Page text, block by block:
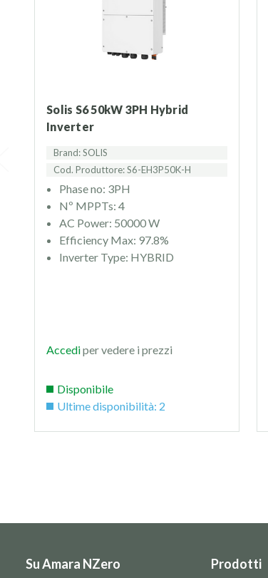
Solis S6 50kW 3PH Hybrid
Inverter
Brand: SOLIS
Cod. Produttore: S6-EH3P50K-H
Phase no: 3PH
Nº MPPTs: 4
AC Power: 50000 W
Efficiency Max: 97.8%
Inverter Type: HYBRID
Accediper vedere i prezzi
Disponibile
Ultime disponibilità: 2
Su Amara NZero Prodotti